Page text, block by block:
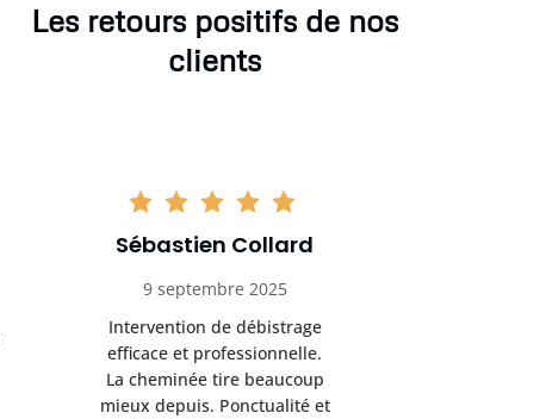
Les retours positifs de nos
clients
Sébastien Collard
9 septembre 2025
Intervention de débistrage
efficace et professionnelle.
La cheminée tire beaucoup
mieux depuis. Ponctualité et